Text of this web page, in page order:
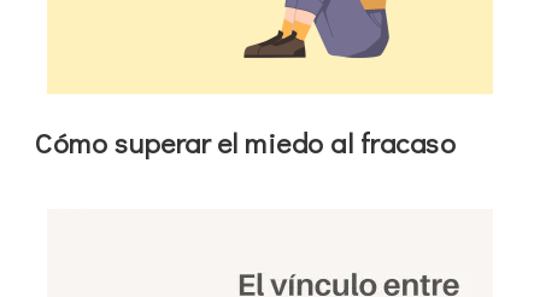
Cómo superar el miedo al fracaso